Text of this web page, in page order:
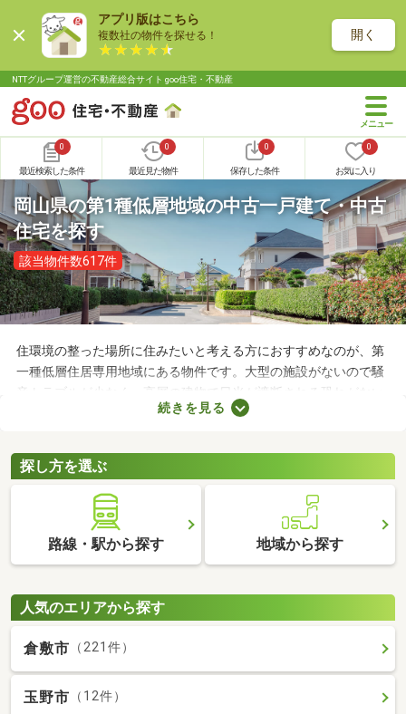
アプリ版はこちら
複数社の物件を探せる！ 開く
NTTグループ運営の不動産総合サイト goo住宅・不動産
0
最近検索した条件
0
最近見た物件
0
保存した条件
0
お気に入り
岡山県の第1種低層地域の中古一戸建て・中古
住宅を探す
該当物件数617件
住環境の整った場所に住みたいと考える方におすすめなのが、第
一種低層住居専用地域にある物件です。大型の施設がないので騒
音トラブルが少なく、高層の建物で日光が遮断される恐れがない
ことから、住環境に優れたエリアです。住みやすい土地ではある
も購入費用を抑えられる中古の一戸建てを紹介します。
続きを見る
探し方を選ぶ
路線・駅から探す 地域から探す
人気のエリアから探す
倉敷市 （221件）
玉野市 （12件）